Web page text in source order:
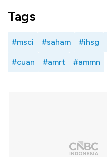
Tags
#msci #saham #ihsg
#cuan #amrt #ammn